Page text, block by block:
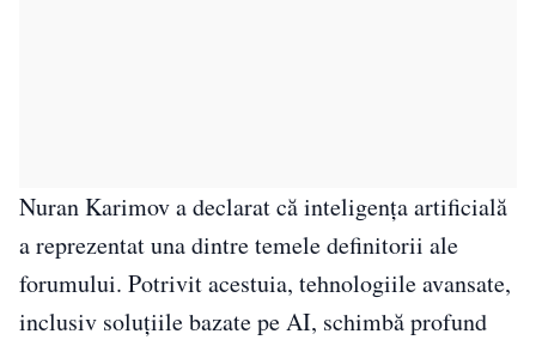
Nuran Karimov a declarat că inteligența artificială
a reprezentat una dintre temele definitorii ale
forumului. Potrivit acestuia, tehnologiile avansate,
inclusiv soluțiile bazate pe AI, schimbă profund